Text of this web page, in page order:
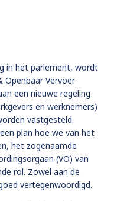
in het parlement, wordt
Openbaar Vervoer
een nieuwe regeling
en werknemers)
vastgesteld.
plan hoe we van het
het zogenaamde
(VO) van
rol. Zowel aan de
vertegenwoordigd.